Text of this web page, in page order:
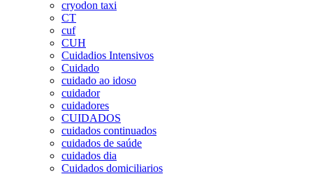
cryodon taxi
CT
cuf
CUH
Cuidadios Intensivos
Cuidado
cuidado ao idoso
cuidador
cuidadores
CUIDADOS
cuidados continuados
cuidados de saúde
cuidados dia
Cuidados domiciliarios